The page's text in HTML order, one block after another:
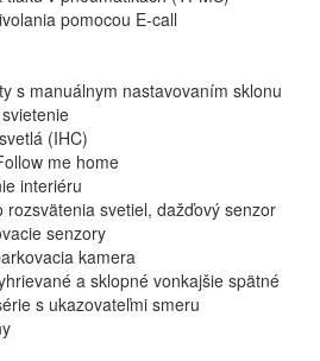
pomocou E-call
s manuálnym nastavovaním sklonu
(IHC)
me home
interiéru
rozsvätenia svetiel, dažďový senzor
senzory
kamera
a sklopné vonkajšie spätné
s ukazovateľmi smeru